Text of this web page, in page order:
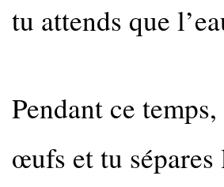
tu attends que
Pendant ce
œufs et tu